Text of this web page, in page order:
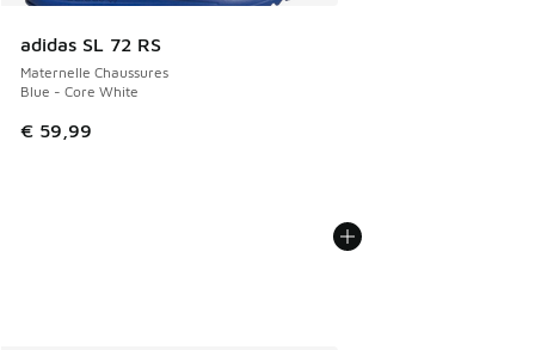
adidas SL 72 RS
Maternelle Chaussures
Blue - Core White
€ 59,99